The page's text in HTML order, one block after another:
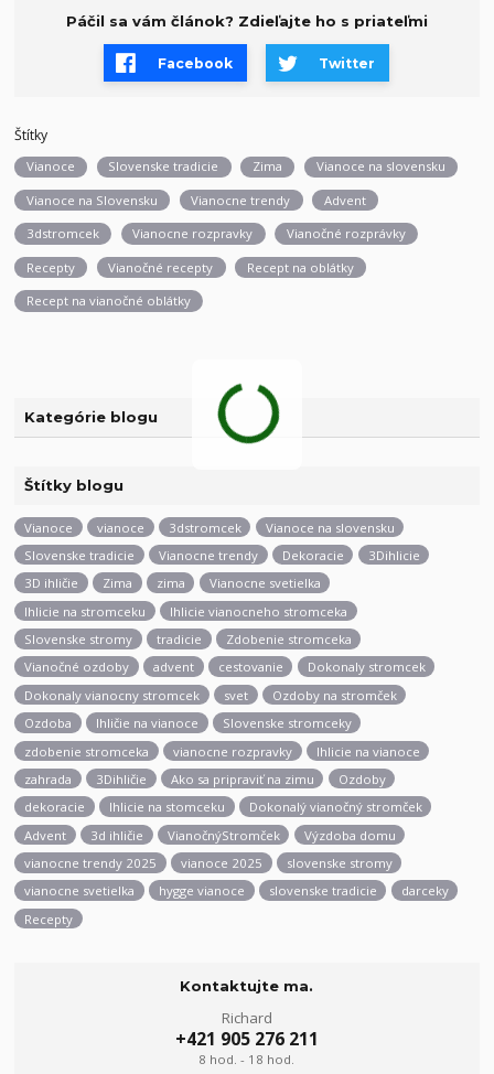
Kategórie blogu
Štítky blogu
Vianoce vianoce 3dstromcek
Vianoce na slovensku
Slovenske tradicie
Vianocne trendy Dekoracie
3Dihlicie
3D ihličie
Zima zima
Vianocne svetielka
Ihlicie na stromceku
Ihlicie vianocneho stromceka
Slovenske stromy
tradicie
Zdobenie stromceka
Vianočné ozdoby
advent cestovanie
Dokonaly stromcek
Dokonaly vianocny stromcek
svet
Ozdoby na stromček
Ozdoba
Ihličie na vianoce
Slovenske stromceky
zdobenie stromceka
vianocne rozpravky
Ihlicie na vianoce
zahrada
3Dihličie Ako sa pripraviť na zimu
Ozdoby
dekoracie
Ihlicie na stomceku
Dokonalý vianočný stromček
Advent
3d ihličie VianočnýStromček
Výzdoba domu
vianocne trendy 2025
vianoce 2025
slovenske stromy
vianocne svetielka
hygge vianoce slovenske tradicie
darceky
Recepty
Kontaktujte ma.
Richard
+421 905 276 211
8 hod. - 18 hod.
Páčil sa vám článok? Zdieľajte ho s priateľmi
Facebook Twitter
Štítky
Vianoce Slovenske tradicie Zima Vianoce na slovensku
Vianoce na Slovensku Vianocne trendy Advent
3dstromcek Vianocne rozpravky Vianočné rozprávky
Recepty Vianočné recepty Recept na oblátky
Recept na vianočné oblátky